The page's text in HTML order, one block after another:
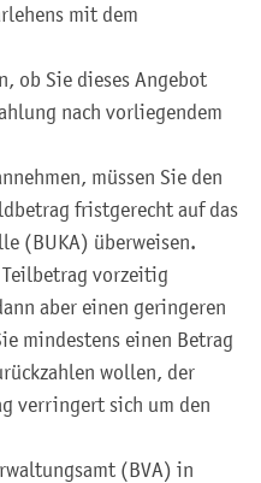
mit dem
ob Sie dieses Angebot
nach vorliegendem
müssen Sie den
fristgerecht auf das
(BUKA) überweisen.
vorzeitig
aber einen geringeren
mindestens einen Betrag
wollen, der
verringert sich um den
(BVA) in